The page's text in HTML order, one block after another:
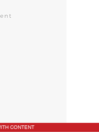
CONTENT